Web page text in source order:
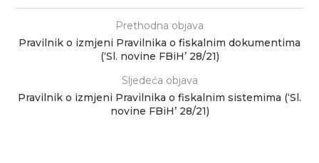
Prethodna objava
Pravilnik o izmjeni Pravilnika o fiskalnim dokumentima
(‘Sl. novine FBiH’ 28/21)
Sljedeća objava
Pravilnik o izmjeni Pravilnika o fiskalnim sistemima (‘Sl.
novine FBiH’ 28/21)